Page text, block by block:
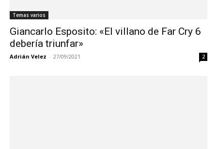
Temas varios
Giancarlo Esposito: «El villano de Far Cry 6
debería triunfar»
Adrián Velez - 27/09/2021 2